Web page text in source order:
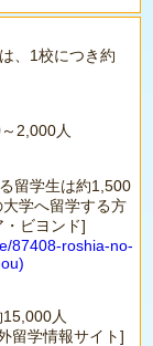
、1校につき約
2,000人
留学生は約1,500
学へ留学する方
ビヨンド]
87408-roshia-no-
人
留学情報サイト]